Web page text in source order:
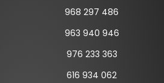
968 297 486
963 940 946
976 233 363
616 934 062